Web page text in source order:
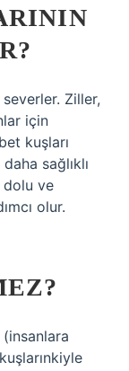
Ziller,
için
kuşları
sağlıklı
dolu ve
olur.